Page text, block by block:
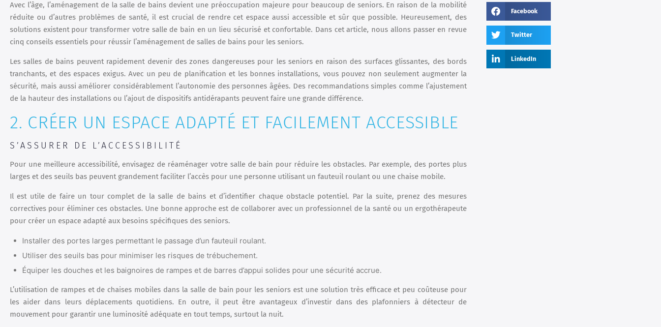
Avec l’âge, l’aménagement de la salle de bains devient une préoccupation majeure pour beaucoup de seniors. En raison de la mobilité
réduite ou d’autres problèmes de santé, il est crucial de rendre cet espace aussi accessible et sûr que possible. Heureusement, des
solutions existent pour transformer votre salle de bain en un lieu sécurisé et confortable. Dans cet article, nous allons passer en revue
cinq conseils essentiels pour réussir l’aménagement de salles de bains pour les seniors.
Les salles de bains peuvent rapidement devenir des zones dangereuses pour les seniors en raison des surfaces glissantes, des bords
tranchants, et des espaces exigus. Avec un peu de planification et les bonnes installations, vous pouvez non seulement augmenter la
sécurité, mais aussi améliorer considérablement l’autonomie des personnes âgées. Des recommandations simples comme l’ajustement
de la hauteur des installations ou l’ajout de dispositifs antidérapants peuvent faire une grande différence.
2. CRÉER UN ESPACE ADAPTÉ ET FACILEMENT ACCESSIBLE
S’ASSURER DE L’ACCESSIBILITÉ
Pour une meilleure accessibilité, envisagez de réaménager votre salle de bain pour réduire les obstacles. Par exemple, des portes plus
larges et des seuils bas peuvent grandement faciliter l’accès pour une personne utilisant un fauteuil roulant ou une chaise mobile.
Il est utile de faire un tour complet de la salle de bains et d’identifier chaque obstacle potentiel. Par la suite, prenez des mesures
correctives pour éliminer ces obstacles. Une bonne approche est de collaborer avec un professionnel de la santé ou un ergothérapeute
pour créer un espace adapté aux besoins spécifiques des seniors.
Installer des portes larges permettant le passage d’un fauteuil roulant.
Utiliser des seuils bas pour minimiser les risques de trébuchement.
Équiper les douches et les baignoires de rampes et de barres d’appui solides pour une sécurité accrue.
L’utilisation de rampes et de chaises mobiles dans la salle de bain pour les seniors est une solution très efficace et peu coûteuse pour
les aider dans leurs déplacements quotidiens. En outre, il peut être avantageux d’investir dans des plafonniers à détecteur de
mouvement pour garantir une luminosité adéquate en tout temps, surtout la nuit.
Facebook
Twitter
LinkedIn